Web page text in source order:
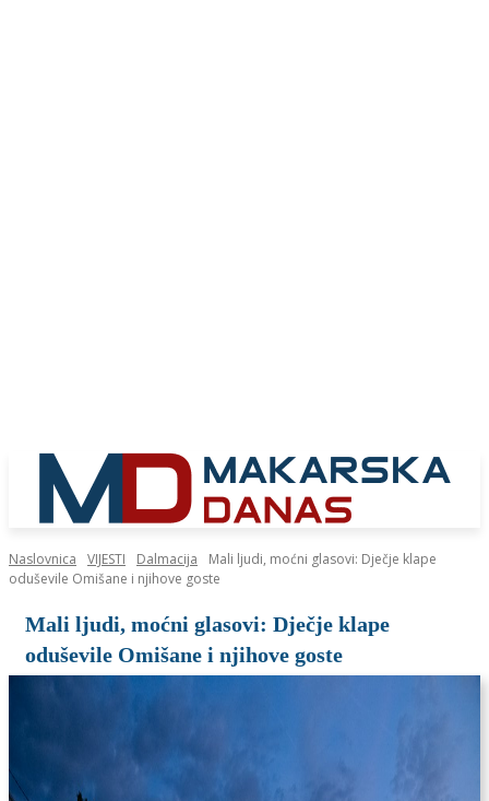
Naslovnica VIJESTI Dalmacija
Mali ljudi, moćni glasovi: Dječje klape
oduševile Omišane i njihove goste
Mali ljudi, moćni glasovi: Dječje klape
oduševile Omišane i njihove goste